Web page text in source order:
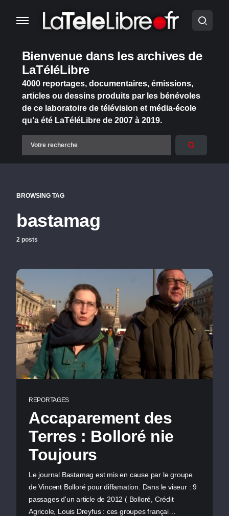
Bienvenue dans les archives de
LaTéléLibre
4000 reportages, documentaires, émissions,
articles ou dessins produits par les bénévoles
de ce laboratoire de télévision et média-école
qu’a été LaTéléLibre de 2007 à 2019.
BROWSING TAG
bastamag
2 posts
REPORTAGES
Accaparement des
Terres : Bolloré nie
Toujours
Le journal Bastamag est mis en cause par le groupe
de Vincent Bolloré pour diffamation. Dans le viseur : 9
passages d'un article de 2012 ( Bolloré, Crédit
Agricole, Louis Dreyfus : ces groupes françai…